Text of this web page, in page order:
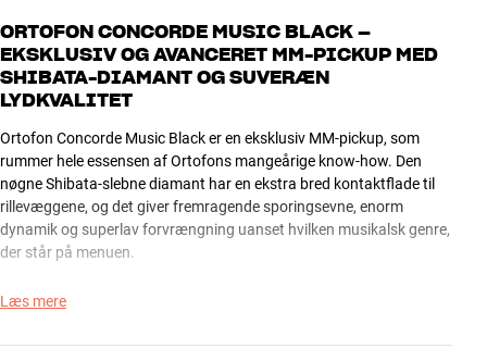
ORTOFON CONCORDE MUSIC BLACK –
EKSKLUSIV OG AVANCERET MM-PICKUP MED
SHIBATA-DIAMANT OG SUVERÆN
LYDKVALITET
Ortofon Concorde Music Black er en eksklusiv MM-pickup, som
rummer hele essensen af Ortofons mangeårige know-how. Den
nøgne Shibata-slebne diamant har en ekstra bred kontaktflade til
rillevæggene, og det giver fremragende sporingsevne, enorm
dynamik og superlav forvrængning uanset hvilken musikalsk genre,
der står på menuen.
Med Concorde Music Black er du oppe i en kvalitetsklasse, som du
alle lækkerierne også på mere almindelige tonearme, og
Læs mere